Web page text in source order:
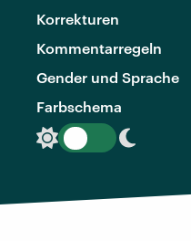
Korrekturen
Kommentarregeln
Gender und Sprache
Farbschema